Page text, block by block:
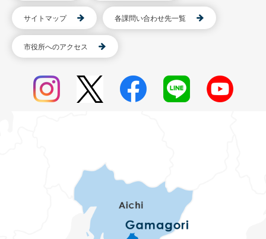
サイトマップ 各課問い合わせ先一覧
市役所へのアクセス